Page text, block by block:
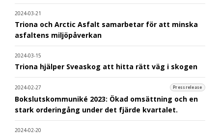
2024-03-21
Triona och Arctic Asfalt samarbetar för att minska
asfaltens miljöpåverkan
2024-03-15
Triona hjälper Sveaskog att hitta rätt väg i skogen
2024-02-27 Pressrelease
Bokslutskommuniké 2023: Ökad omsättning och en
stark orderingång under det fjärde kvartalet.
2024-02-20